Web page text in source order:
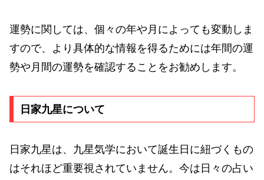
運勢に関しては、個々の年や月によっても変動しま
すので、より具体的な情報を得るためには年間の運
勢や月間の運勢を確認することをお勧めします。
日家九星について
日家九星は、九星気学において誕生日に紐づくもの
はそれほど重要視されていません。今は日々の占い